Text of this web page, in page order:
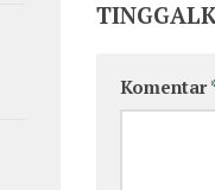
Komentar